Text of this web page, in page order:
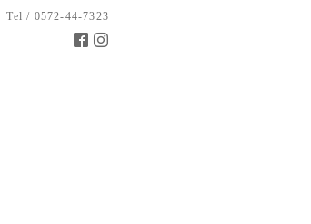
Tel / 0572-44-7323